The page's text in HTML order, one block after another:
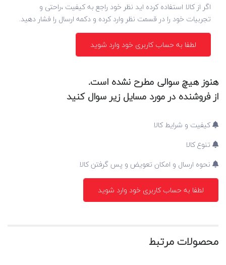
اگر از کالا استفاده کرده اید نظر خود راجع به کیفیت ،راحتی و
تجربیات خود را در قسمت نظر وارد کرده و دکمه ارسال را فشار دهید.
لطفا به حساب کاربری خود وارد شوید
هنوز هیچ سوالی مطرح نشده است.
از فروشنده در مورد مسایل زیر سوال کنید
کیفیت و شرایط کالا
تنوع کالا
نحوه ارسال و امکان تعویض و پس گرفتن کالا
لطفا به حساب کاربری خود وارد شوید
محصولات مرتبط